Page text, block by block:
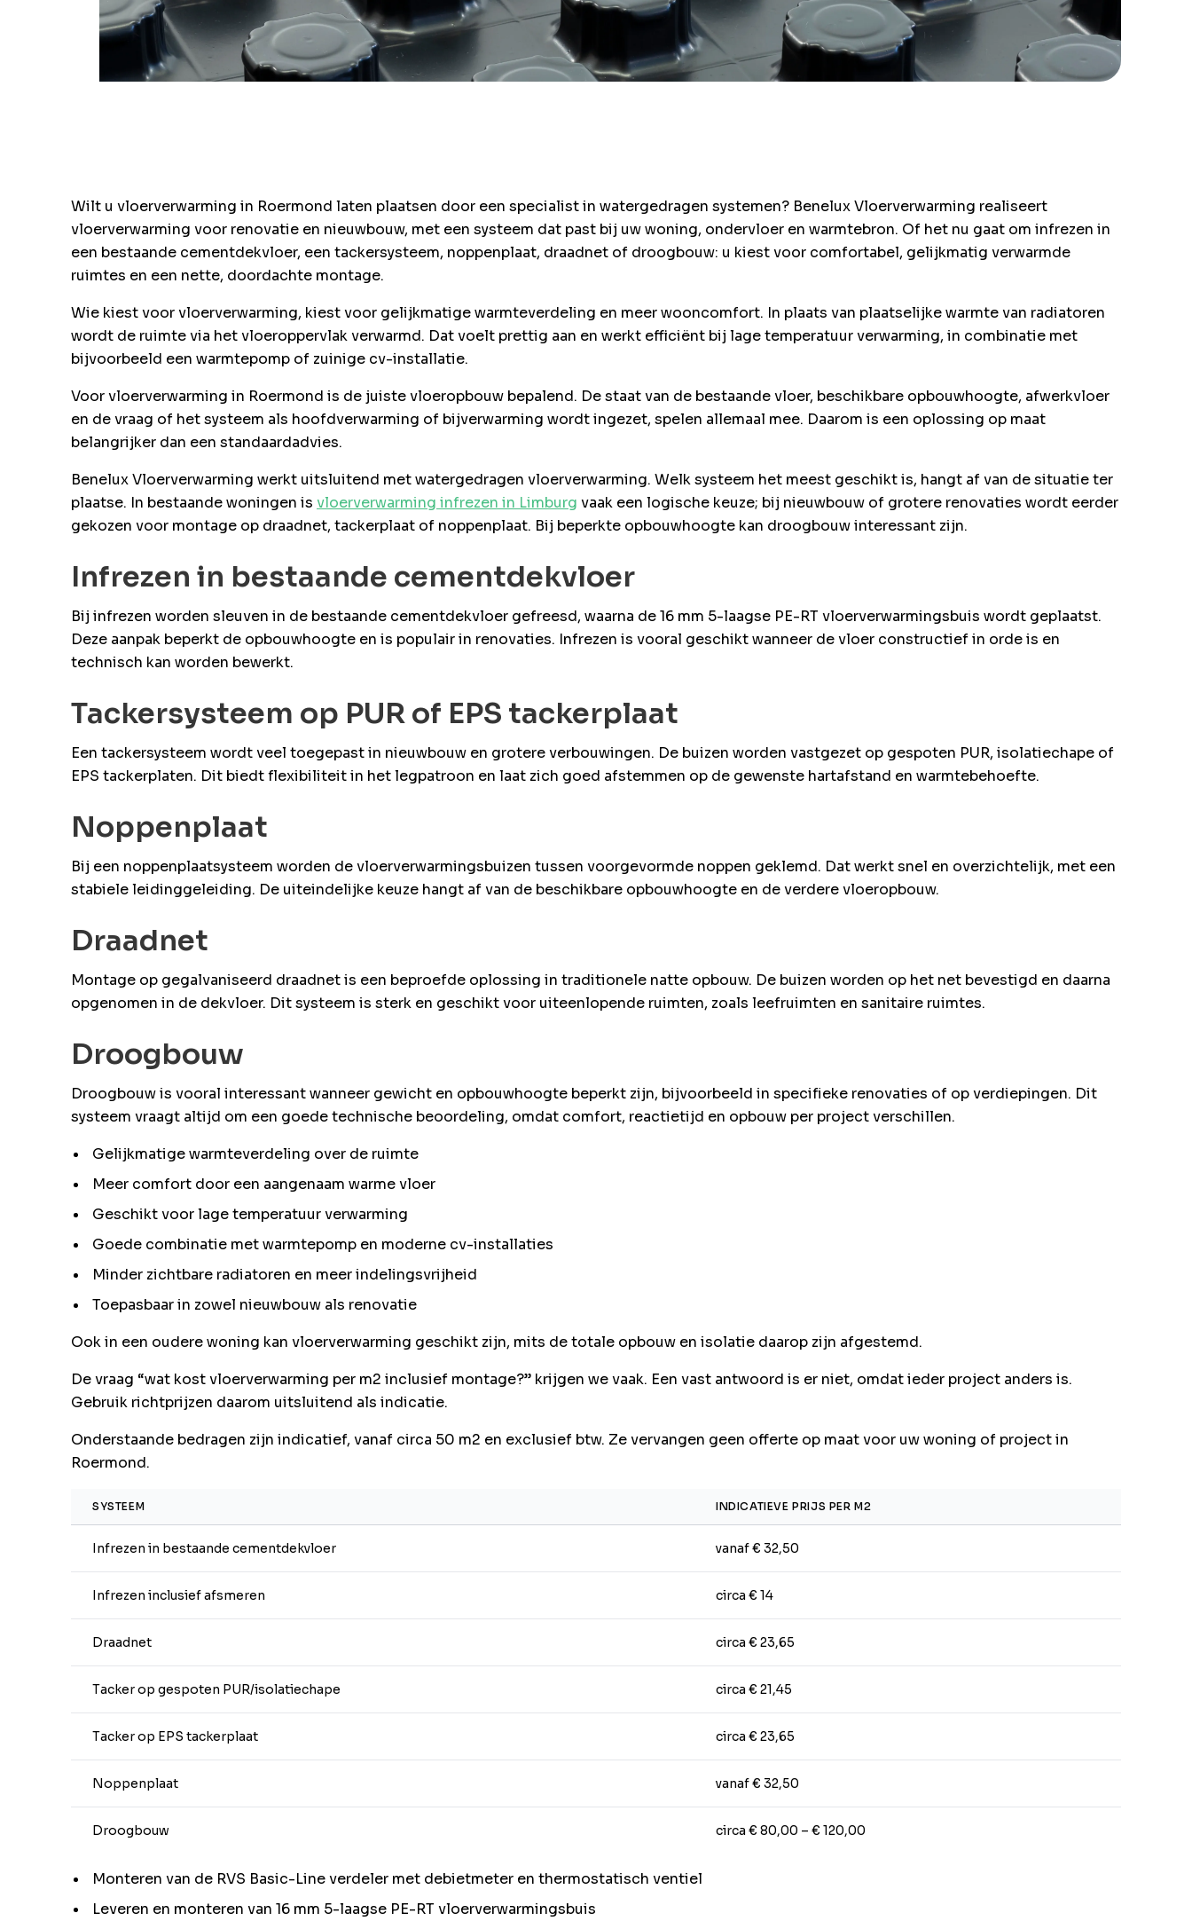
Wilt u vloerverwarming in Roermond laten plaatsen door een specialist in watergedragen systemen? Benelux Vloerverwarming realiseert
vloerverwarming voor renovatie en nieuwbouw, met een systeem dat past bij uw woning, ondervloer en warmtebron. Of het nu gaat om infrezen in
een bestaande cementdekvloer, een tackersysteem, noppenplaat, draadnet of droogbouw: u kiest voor comfortabel, gelijkmatig verwarmde
ruimtes en een nette, doordachte montage.
Wie kiest voor vloerverwarming, kiest voor gelijkmatige warmteverdeling en meer wooncomfort. In plaats van plaatselijke warmte van radiatoren
wordt de ruimte via het vloeroppervlak verwarmd. Dat voelt prettig aan en werkt efficiënt bij lage temperatuur verwarming, in combinatie met
bijvoorbeeld een warmtepomp of zuinige cv-installatie.
Voor vloerverwarming in Roermond is de juiste vloeropbouw bepalend. De staat van de bestaande vloer, beschikbare opbouwhoogte, afwerkvloer
en de vraag of het systeem als hoofdverwarming of bijverwarming wordt ingezet, spelen allemaal mee. Daarom is een oplossing op maat
belangrijker dan een standaardadvies.
Benelux Vloerverwarming werkt uitsluitend met watergedragen vloerverwarming. Welk systeem het meest geschikt is, hangt af van de situatie ter
plaatse. In bestaande woningen is vloerverwarming infrezen in Limburg vaak een logische keuze; bij nieuwbouw of grotere renovaties wordt eerder
gekozen voor montage op draadnet, tackerplaat of noppenplaat. Bij beperkte opbouwhoogte kan droogbouw interessant zijn.
Infrezen in bestaande cementdekvloer
Bij infrezen worden sleuven in de bestaande cementdekvloer gefreesd, waarna de 16 mm 5-laagse PE-RT vloerverwarmingsbuis wordt geplaatst.
Deze aanpak beperkt de opbouwhoogte en is populair in renovaties. Infrezen is vooral geschikt wanneer de vloer constructief in orde is en
technisch kan worden bewerkt.
Tackersysteem op PUR of EPS tackerplaat
Een tackersysteem wordt veel toegepast in nieuwbouw en grotere verbouwingen. De buizen worden vastgezet op gespoten PUR, isolatiechape of
EPS tackerplaten. Dit biedt flexibiliteit in het legpatroon en laat zich goed afstemmen op de gewenste hartafstand en warmtebehoefte.
Noppenplaat
Bij een noppenplaatsysteem worden de vloerverwarmingsbuizen tussen voorgevormde noppen geklemd. Dat werkt snel en overzichtelijk, met een
stabiele leidinggeleiding. De uiteindelijke keuze hangt af van de beschikbare opbouwhoogte en de verdere vloeropbouw.
Draadnet
Montage op gegalvaniseerd draadnet is een beproefde oplossing in traditionele natte opbouw. De buizen worden op het net bevestigd en daarna
opgenomen in de dekvloer. Dit systeem is sterk en geschikt voor uiteenlopende ruimten, zoals leefruimten en sanitaire ruimtes.
Droogbouw
Droogbouw is vooral interessant wanneer gewicht en opbouwhoogte beperkt zijn, bijvoorbeeld in specifieke renovaties of op verdiepingen. Dit
systeem vraagt altijd om een goede technische beoordeling, omdat comfort, reactietijd en opbouw per project verschillen.
Gelijkmatige warmteverdeling over de ruimte
Meer comfort door een aangenaam warme vloer
Geschikt voor lage temperatuur verwarming
Goede combinatie met warmtepomp en moderne cv-installaties
Minder zichtbare radiatoren en meer indelingsvrijheid
Toepasbaar in zowel nieuwbouw als renovatie
Ook in een oudere woning kan vloerverwarming geschikt zijn, mits de totale opbouw en isolatie daarop zijn afgestemd.
De vraag “wat kost vloerverwarming per m2 inclusief montage?” krijgen we vaak. Een vast antwoord is er niet, omdat ieder project anders is.
Gebruik richtprijzen daarom uitsluitend als indicatie.
Onderstaande bedragen zijn indicatief, vanaf circa 50 m2 en exclusief btw. Ze vervangen geen offerte op maat voor uw woning of project in
Roermond.
SYSTEEM INDICATIEVE PRIJS PER M2
Infrezen in bestaande cementdekvloer vanaf € 32,50
Infrezen inclusief afsmeren circa € 14
Draadnet circa € 23,65
Tacker op gespoten PUR/isolatiechape circa € 21,45
Tacker op EPS tackerplaat circa € 23,65
Noppenplaat vanaf € 32,50
Droogbouw circa € 80,00 – € 120,00
Monteren van de RVS Basic-Line verdeler met debietmeter en thermostatisch ventiel
Leveren en monteren van 16 mm 5-laagse PE-RT vloerverwarmingsbuis